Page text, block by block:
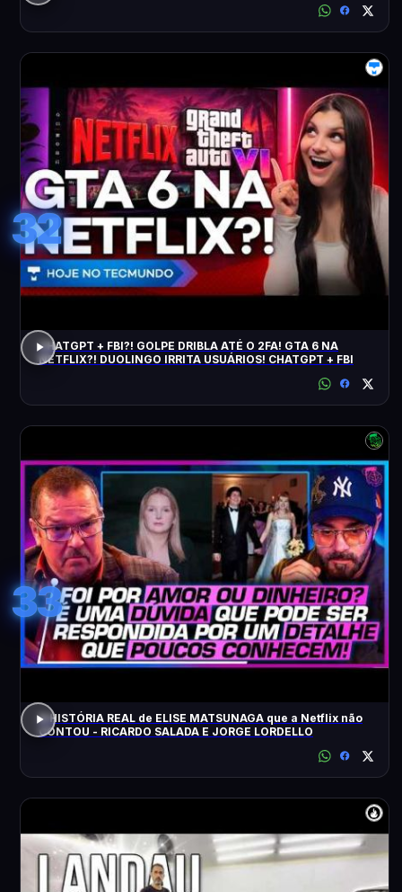
32
CHATGPT + FBI?! GOLPE DRIBLA ATÉ O 2FA! GTA 6 NA
NETFLIX?! DUOLINGO IRRITA USUÁRIOS! CHATGPT + FBI
33
A HISTÓRIA REAL de ELISE MATSUNAGA que a Netflix não
CONTOU - RICARDO SALADA E JORGE LORDELLO